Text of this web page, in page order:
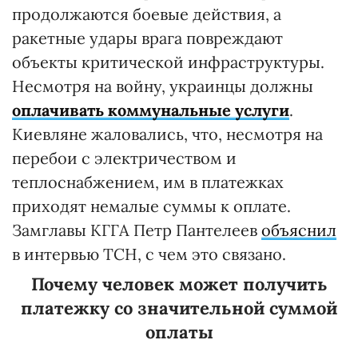
продолжаются боевые действия, а
ракетные удары врага повреждают
объекты критической инфраструктуры.
Несмотря на войну, украинцы должны
оплачивать коммунальные услуги.
Киевляне жаловались, что, несмотря на
перебои с электричеством и
теплоснабжением, им в платежках
приходят немалые суммы к оплате.
Замглавы КГГА Петр Пантелеев объяснил
в интервью ТСН, с чем это связано.
Почему человек может получить
платежку со значительной суммой
оплаты